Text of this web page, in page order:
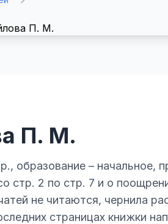
П. М.
образование – начальное,
стр. 2 по стр. 7 и о
не читаются, чернила
страницах книжки